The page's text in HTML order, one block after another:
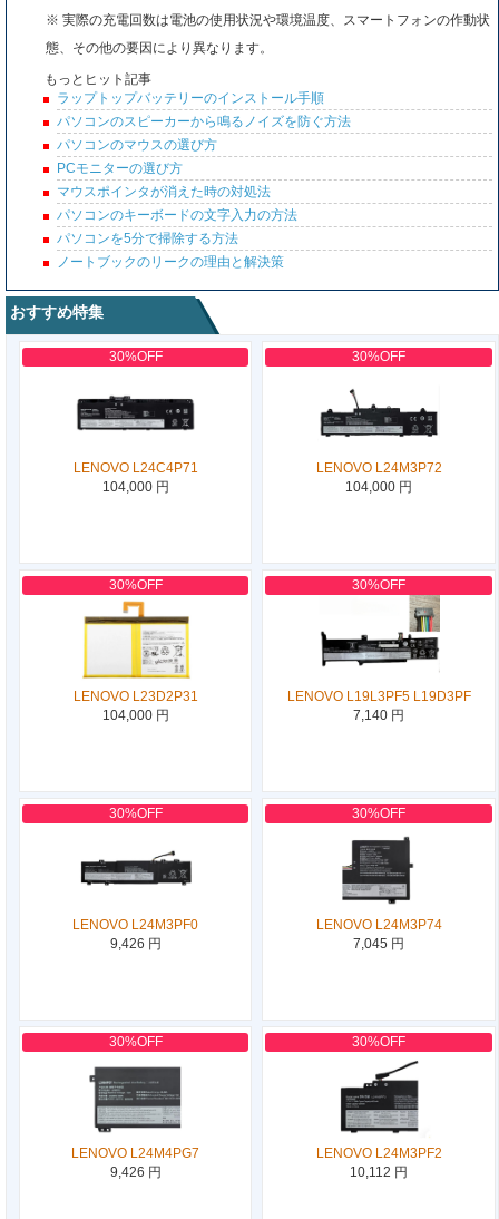
※ 実際の充電回数は電池の使用状況や環境温度、スマートフォンの作動状
態、その他の要因により異なります。
もっとヒット記事
ラップトップバッテリーのインストール手順
パソコンのスピーカーから鳴るノイズを防ぐ方法
パソコンのマウスの選び方
PCモニターの選び方
マウスポインタが消えた時の対処法
パソコンのキーボードの文字入力の方法
パソコンを5分で掃除する方法
ノートブックのリークの理由と解決策
おすすめ特集
30%OFF
LENOVO L24C4P71
104,000 円
30%OFF
LENOVO L24M3P72
104,000 円
30%OFF
LENOVO L23D2P31
104,000 円
30%OFF
LENOVO L19L3PF5 L19D3PF
7,140 円
30%OFF
LENOVO L24M3PF0
9,426 円
30%OFF
LENOVO L24M3P74
7,045 円
30%OFF
LENOVO L24M4PG7
9,426 円
30%OFF
LENOVO L24M3PF2
10,112 円